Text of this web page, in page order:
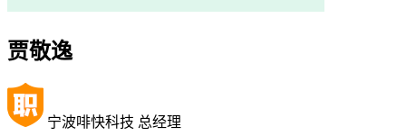
贾敬逸
宁波啡快科技 总经理